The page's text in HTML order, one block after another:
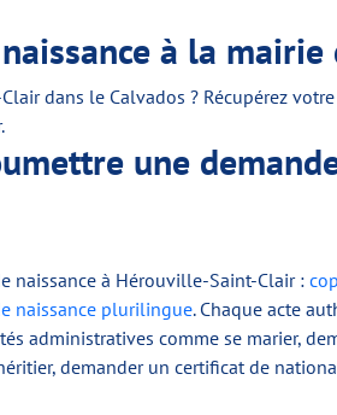
à la
dans le Calvados ? Récupérez
une
naissance à Hérouville-Saint-Clair :
naissance plurilingue. Chaque acte
administratives comme se marier,
demander un certificat de